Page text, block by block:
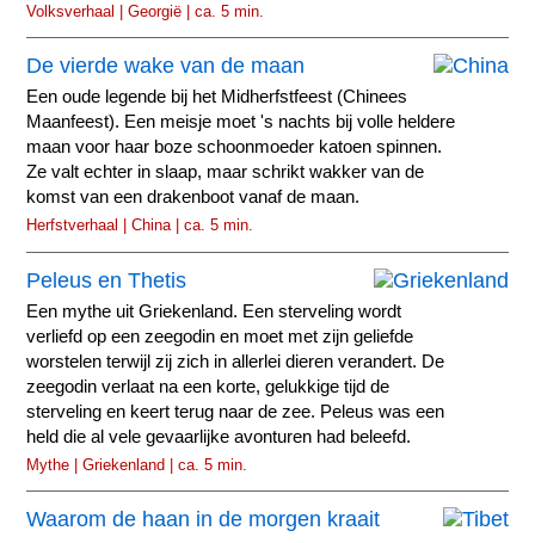
Volksverhaal | Georgië | ca. 5 min.
De vierde wake van de maan
Een oude legende bij het Midherfstfeest (Chinees
Maanfeest). Een meisje moet 's nachts bij volle heldere
maan voor haar boze schoonmoeder katoen spinnen.
Ze valt echter in slaap, maar schrikt wakker van de
komst van een drakenboot vanaf de maan.
Herfstverhaal | China | ca. 5 min.
Peleus en Thetis
Een mythe uit Griekenland. Een sterveling wordt
verliefd op een zeegodin en moet met zijn geliefde
worstelen terwijl zij zich in allerlei dieren verandert. De
zeegodin verlaat na een korte, gelukkige tijd de
sterveling en keert terug naar de zee. Peleus was een
held die al vele gevaarlijke avonturen had beleefd.
Mythe | Griekenland | ca. 5 min.
Waarom de haan in de morgen kraait